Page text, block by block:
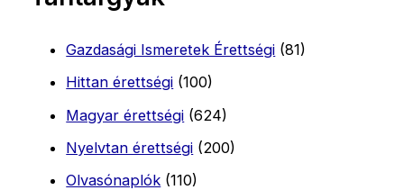
Gazdasági Ismeretek Érettségi (81)
Hittan érettségi (100)
Magyar érettségi (624)
Nyelvtan érettségi (200)
Olvasónaplók (110)